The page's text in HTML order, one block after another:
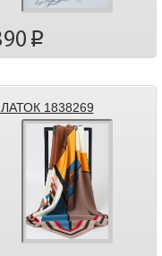
p
1838269